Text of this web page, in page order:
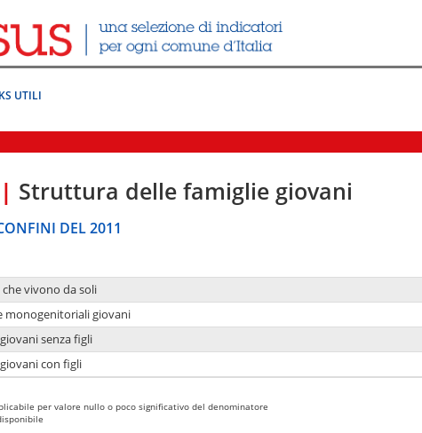
UTILI
| Struttura delle famiglie giovani
DEL 2011
vivono da soli
monogenitoriali giovani
senza figli
con figli
per valore nullo o poco significativo del denominatore